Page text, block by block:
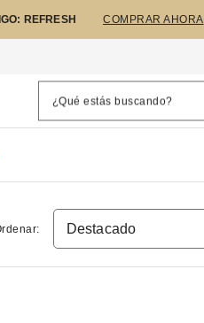
REFRESH COMPRAR AHORA